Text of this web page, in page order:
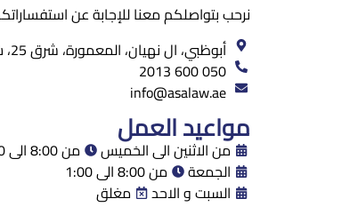
نرحب بتواصلكم معنا للإجابة عن
أبوظبي، ال نهيان، المعمورة، شرق 25، شارع الرونق، مبنى 129، الطابق الميزانين، مكتب رقم 2.
050 600 2013
info@asalaw.ae
مواعيد العمل
من الاثنين الى الخميس
من 8:00 الى 6:00
الجمعة
من 8:00 الى 1:00
السبت و الاحد
مغلق